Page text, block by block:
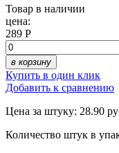
Товар в наличии
цена:
289 Р
в корзину
Купить в один клик
Добавить к сравнению
Цена за штуку: 28.90
Количество штук в